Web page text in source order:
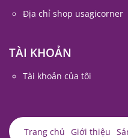
Địa chỉ shop usagicorner
TÀI KHOẢN
Tài khoản của tôi
Trang chủ Giới thiệu